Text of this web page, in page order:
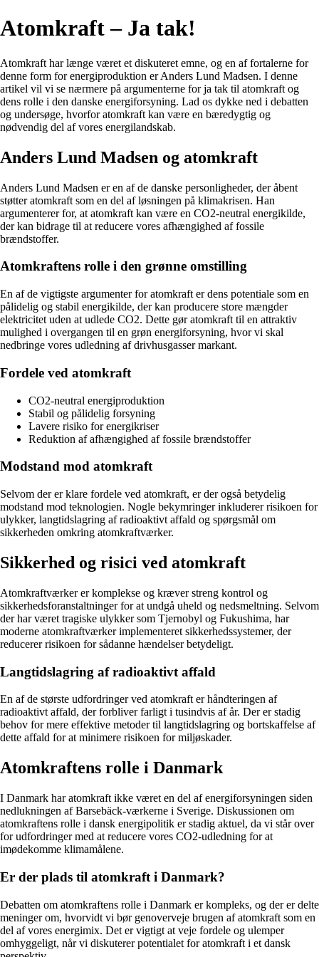
Atomkraft – Ja tak!
Atomkraft har længe været et diskuteret emne, og en af fortalerne for
denne form for energiproduktion er Anders Lund Madsen. I denne
artikel vil vi se nærmere på argumenterne for ja tak til atomkraft og
dens rolle i den danske energiforsyning. Lad os dykke ned i debatten
og undersøge, hvorfor atomkraft kan være en bæredygtig og
nødvendig del af vores energilandskab.
Anders Lund Madsen og atomkraft
Anders Lund Madsen er en af de danske personligheder, der åbent
støtter atomkraft som en del af løsningen på klimakrisen. Han
argumenterer for, at atomkraft kan være en CO2-neutral energikilde,
der kan bidrage til at reducere vores afhængighed af fossile
brændstoffer.
Atomkraftens rolle i den grønne omstilling
En af de vigtigste argumenter for atomkraft er dens potentiale som en
pålidelig og stabil energikilde, der kan producere store mængder
elektricitet uden at udlede CO2. Dette gør atomkraft til en attraktiv
mulighed i overgangen til en grøn energiforsyning, hvor vi skal
nedbringe vores udledning af drivhusgasser markant.
Fordele ved atomkraft
CO2-neutral energiproduktion
Stabil og pålidelig forsyning
Lavere risiko for energikriser
Reduktion af afhængighed af fossile brændstoffer
Modstand mod atomkraft
Selvom der er klare fordele ved atomkraft, er der også betydelig
modstand mod teknologien. Nogle bekymringer inkluderer risikoen for
ulykker, langtidslagring af radioaktivt affald og spørgsmål om
sikkerheden omkring atomkraftværker.
Sikkerhed og risici ved atomkraft
Atomkraftværker er komplekse og kræver streng kontrol og
sikkerhedsforanstaltninger for at undgå uheld og nedsmeltning. Selvom
der har været tragiske ulykker som Tjernobyl og Fukushima, har
moderne atomkraftværker implementeret sikkerhedssystemer, der
reducerer risikoen for sådanne hændelser betydeligt.
Langtidslagring af radioaktivt affald
En af de største udfordringer ved atomkraft er håndteringen af
radioaktivt affald, der forbliver farligt i tusindvis af år. Der er stadig
behov for mere effektive metoder til langtidslagring og bortskaffelse af
dette affald for at minimere risikoen for miljøskader.
Atomkraftens rolle i Danmark
I Danmark har atomkraft ikke været en del af energiforsyningen siden
nedlukningen af Barsebäck-værkerne i Sverige. Diskussionen om
atomkraftens rolle i dansk energipolitik er stadig aktuel, da vi står over
for udfordringer med at reducere vores CO2-udledning for at
imødekomme klimamålene.
Er der plads til atomkraft i Danmark?
Debatten om atomkraftens rolle i Danmark er kompleks, og der er delte
meninger om, hvorvidt vi bør genoverveje brugen af atomkraft som en
del af vores energimix. Det er vigtigt at veje fordele og ulemper
omhyggeligt, når vi diskuterer potentialet for atomkraft i et dansk